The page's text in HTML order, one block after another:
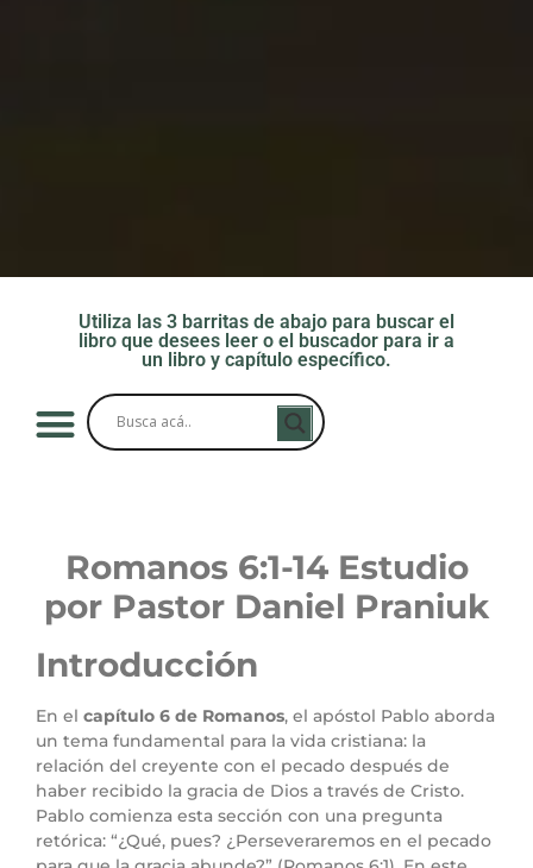
Utiliza las 3 barritas de abajo para buscar el
libro que desees leer o el buscador para ir a
un libro y capítulo específico.
Romanos 6:1-14 Estudio
por Pastor Daniel Praniuk
Introducción
En el capítulo 6 de Romanos, el apóstol Pablo aborda
un tema fundamental para la vida cristiana: la
relación del creyente con el pecado después de
haber recibido la gracia de Dios a través de Cristo.
Pablo comienza esta sección con una pregunta
retórica: “¿Qué, pues? ¿Perseveraremos en el pecado